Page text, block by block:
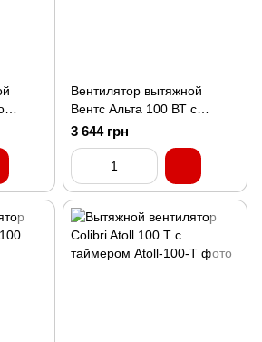
Вентилятор вытяжной
Вентс Альта 100 ВТ с
выключателем и таймером
3 644 грн